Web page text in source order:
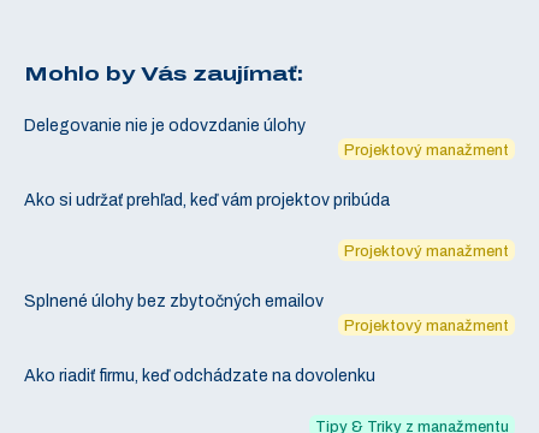
Mohlo by Vás zaujímať:
Delegovanie nie je odovzdanie úlohy
Projektový manažment
Ako si udržať prehľad, keď vám projektov pribúda
Projektový manažment
Splnené úlohy bez zbytočných emailov
Projektový manažment
Ako riadiť firmu, keď odchádzate na dovolenku
Tipy & Triky z manažmentu